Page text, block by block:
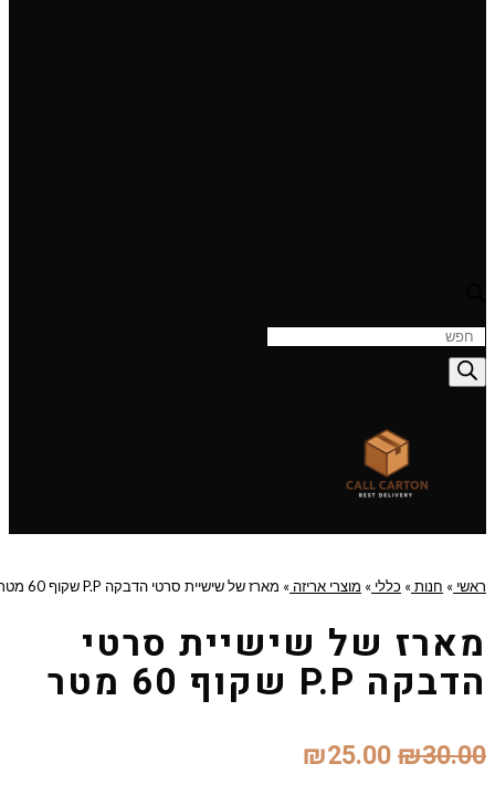
Products
search
ראשי» חנות » כללי» מוצרי אריזה» מארז של שישיית סרטי הדבקה P.P שקוף 60 מטר
מארז של שישיית סרטי
הדבקה P.P שקוף 60 מטר
₪30.00
המחיר₪25.00
המחיר